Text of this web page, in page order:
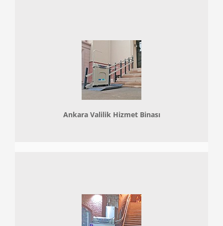
Ankara Valilik Hizmet Binası